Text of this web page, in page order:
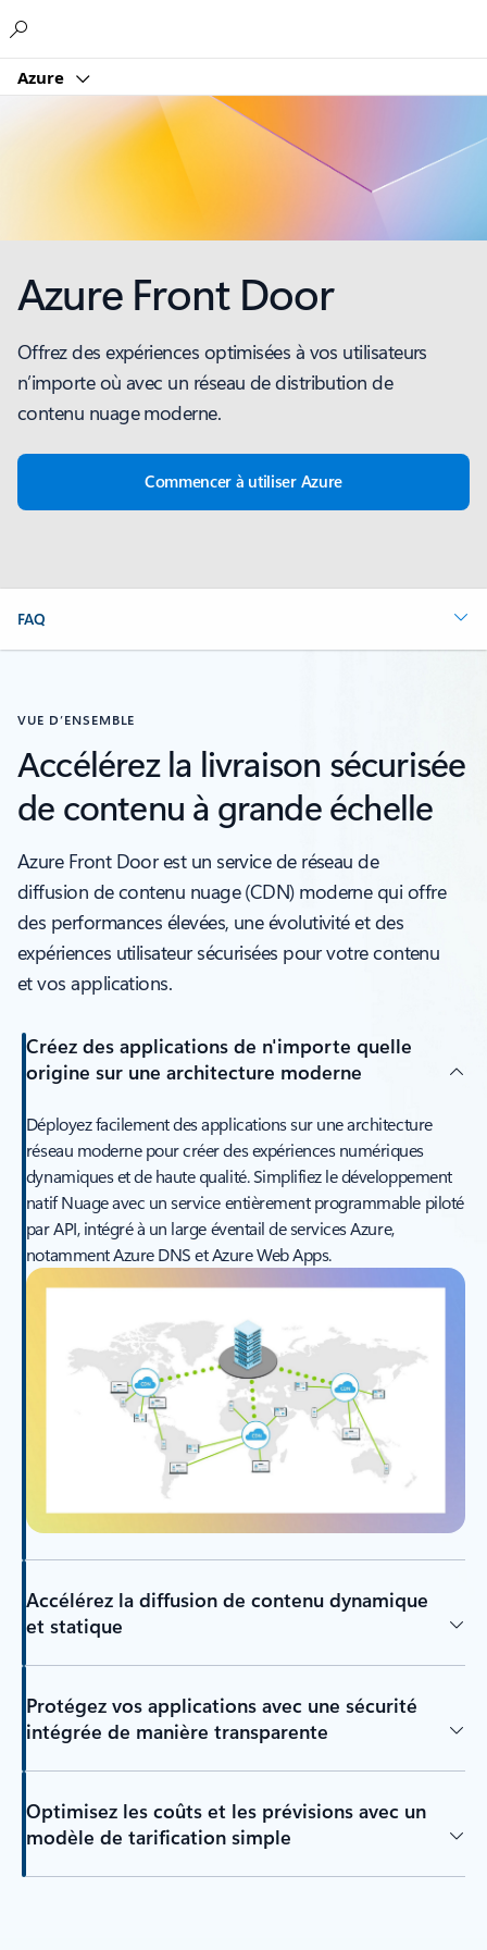
Azure
Azure Front Door
Offrez des expériences optimisées à vos utilisateurs
n’importe où avec un réseau de distribution de
contenu nuage moderne.
Commencer à utiliser Azure
FAQ
VUE D’ENSEMBLE
Accélérez la livraison sécurisée
de contenu à grande échelle
Azure Front Door est un service de réseau de
diffusion de contenu nuage (CDN) moderne qui offre
des performances élevées, une évolutivité et des
expériences utilisateur sécurisées pour votre contenu
et vos applications.
Créez des applications de n'importe quelle
origine sur une architecture moderne
Déployez facilement des applications sur une architecture
réseau moderne pour créer des expériences numériques
dynamiques et de haute qualité. Simplifiez le développement
natif Nuage avec un service entièrement programmable piloté
par API, intégré à un large éventail de services Azure,
notamment Azure DNS et Azure Web Apps.
Accélérez la diffusion de contenu dynamique
et statique
Protégez vos applications avec une sécurité
intégrée de manière transparente
Optimisez les coûts et les prévisions avec un
modèle de tarification simple